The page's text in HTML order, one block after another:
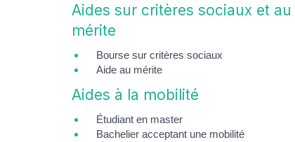
Aides sur critères sociaux et au
mérite
Bourse sur critères sociaux
Aide au mérite
Aides à la mobilité
Étudiant en master
Bachelier acceptant une mobilité